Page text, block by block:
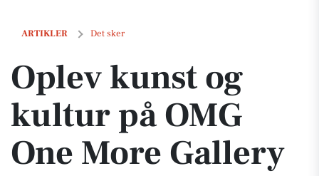
ARTIKLER Det sker
Oplev kunst og kultur på OMG One More Gallery
Oplev kunst og
kultur på OMG
One More Gallery